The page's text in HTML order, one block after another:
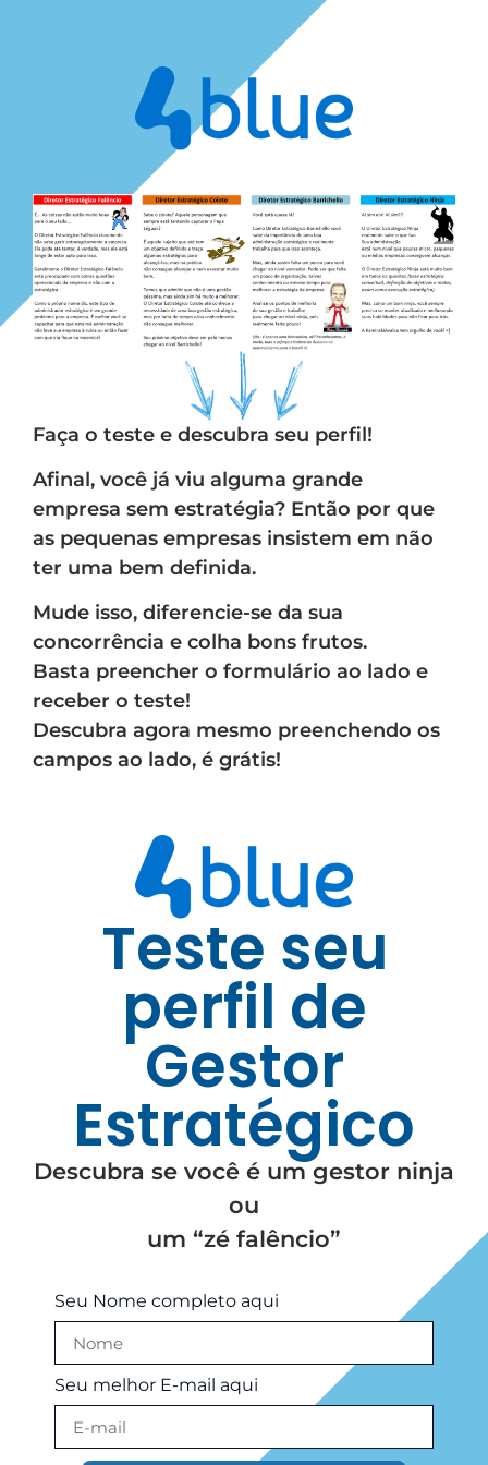
Faça o teste e descubra seu perfil!
Afinal, você já viu alguma grande
empresa sem estratégia? Então por que
as pequenas empresas insistem em não
ter uma bem definida.
Mude isso, diferencie-se da sua
concorrência e colha bons frutos.
Basta preencher o formulário ao lado e
receber o teste!
Descubra agora mesmo preenchendo os
campos ao lado, é grátis!
Teste seu
perfil de
Gestor
Estratégico
Descubra se você é um gestor ninja
ou
um “zé falêncio”
Seu Nome completo aqui
Seu melhor E-mail aqui